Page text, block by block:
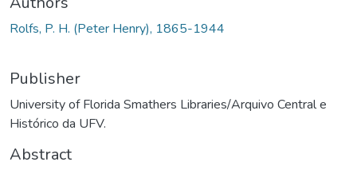
Rolfs, P. H. (Peter Henry), 1865-1944
Publisher
University of Florida Smathers Libraries/Arquivo Central e
Histórico da UFV.
Abstract